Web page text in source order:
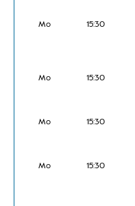
Mo 15:30
Mo 15:30
Mo 15:30
Mo 15:30